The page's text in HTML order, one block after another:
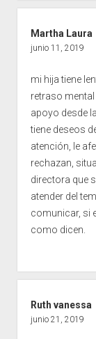
Martha Laura
junio 11, 2019
mi hija tiene
retraso
apoyo desde
tiene deseos
atención, le
rechazan,
directora que
atender del
comunicar, si
como dicen.
Ruth vanessa
junio 21, 2019